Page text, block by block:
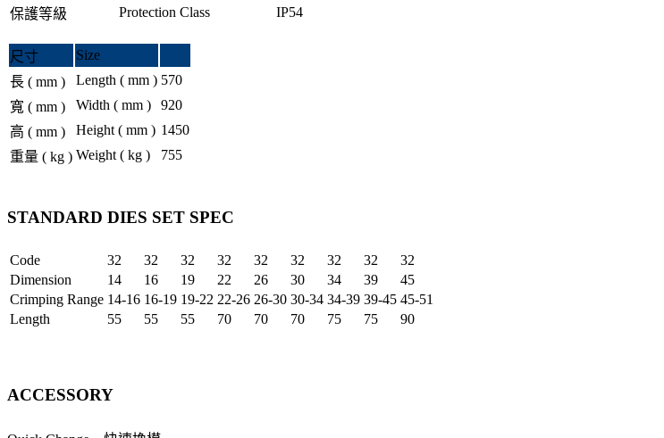
保護等級
Protection Class IP54
尺寸
Size
長 ( mm )
Length ( mm ) 570
寬 ( mm )
Width ( mm )
920
高 ( mm )
Height ( mm ) 1450
重量 ( kg ) Weight ( kg ) 755
STANDARD DIES SET SPEC
Code 32 32 32 32 32 32 32 32
32
Dimension
14 16 19 22 26 30 34 39
45
Crimping Range 14-16 16-19 19-22 22-26 26-30 30-34 34-39 39-45 45-51
Length
55 55 55 70 70 70 75 75 90
ACCESSORY